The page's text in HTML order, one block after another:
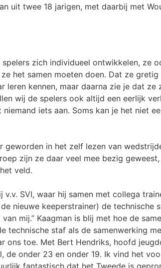
uit twee 18 jarigen, met daarbij met
zich individueel ontwikkelen, ze
het samen moeten doen. Dat ze
leren kennen, maar daarna zie je dat
wij de spelers ook altijd een eerlijk
iets aan. Soms kan je het niet
in het zelf lezen van
zijn ze daar veel mee bezig
veld.
SVI, waar hij samen met collega
nieuwe keeperstrainer) de technische
mij.” Kaagman is blij met hoe de
technische staf als de samenwerking
ons toe. Met Bert Hendriks, hoofd
de onder 23 en onder 19. Ik vind het
fantastisch dat het Tweede is